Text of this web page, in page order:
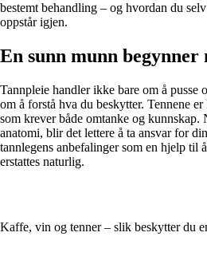
bestemt behandling – og hvordan du
oppstår igjen.
En sunn munn begynner
Tannpleie handler ikke bare om å pusse
om å forstå hva du beskytter. Tennene
som krever både omtanke og kunnskap.
anatomi, blir det lettere å ta ansvar for
tannlegens anbefalinger som en hjelp til
erstattes naturlig.
Kaffe, vin og tenner – slik beskytter du